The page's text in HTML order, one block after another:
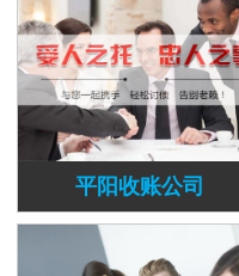
平阳收账公司